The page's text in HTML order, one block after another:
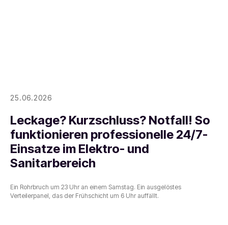
25.06.2026
Leckage? Kurzschluss? Notfall! So
funktionieren professionelle 24/7-
Einsatze im Elektro- und
Sanitarbereich
Ein Rohrbruch um 23 Uhr an einem Samstag. Ein ausgelöstes
Verteilerpanel, das der Frühschicht um 6 Uhr auffällt.